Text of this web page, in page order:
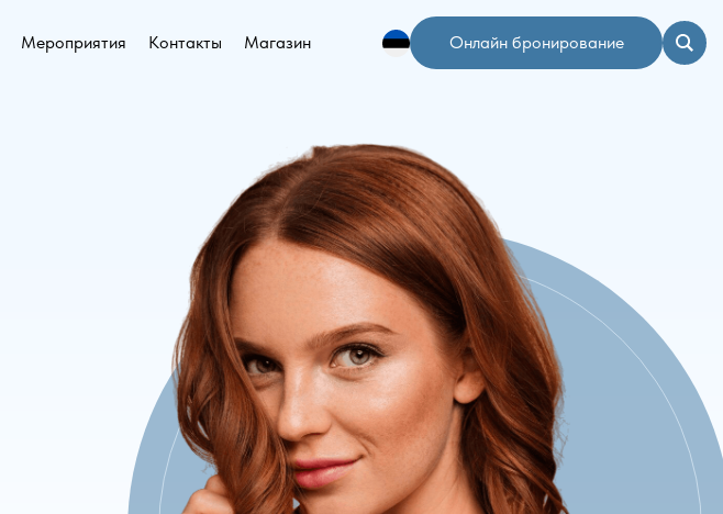
Мероприятия Контакты Магазин Онлайн бронирование